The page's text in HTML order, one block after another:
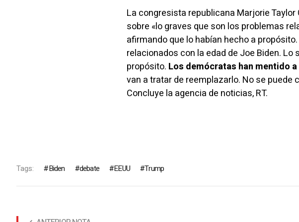
La congresista republicana Marjorie Taylor
sobre «lo graves que son los problemas
afirmando que lo habían hecho a
relacionados con la edad de Joe Biden.
propósito. Los demócratas han mentido
van a tratar de reemplazarlo. No se puede
Concluye la agencia de noticias, RT.
Tags: Biden debate EEUU Trump